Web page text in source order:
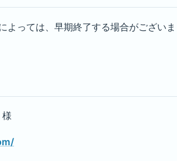
よっては、早期終了する場合がございま